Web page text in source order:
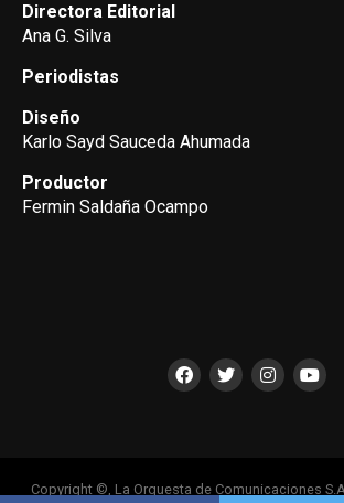
Directora Editorial
Ana G. Silva
Periodistas
Diseño
Karlo Sayd Sauceda Ahumada
Productor
Fermin Saldaña Ocampo
Copyright ©, La Orquesta de Comunicaciones